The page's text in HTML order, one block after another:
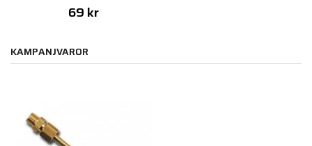
69 kr
KAMPANJVAROR